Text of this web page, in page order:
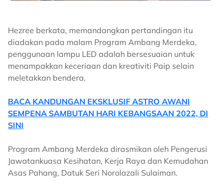
Hezree berkata, memandangkan pertandingan itu
diadakan pada malam Program Ambang Merdeka,
penggunaan lampu LED adalah bersesuaian untuk
menampakkan keceriaan dan kreativiti Paip selain
meletakkan bendera.
BACA KANDUNGAN EKSKLUSIF ASTRO AWANI
SEMPENA SAMBUTAN HARI KEBANGSAAN 2022, DI
SINI
Program Ambang Merdeka dirasmikan oleh Pengerusi
Jawatankuasa Kesihatan, Kerja Raya dan Kemudahan
Asas Pahang, Datuk Seri Norolazali Sulaiman.